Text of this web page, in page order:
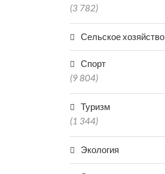
(3 782)
Сельское хозяйство
Спорт
(9 804)
Туризм
(1 344)
Экология